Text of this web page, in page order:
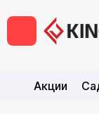
Акции